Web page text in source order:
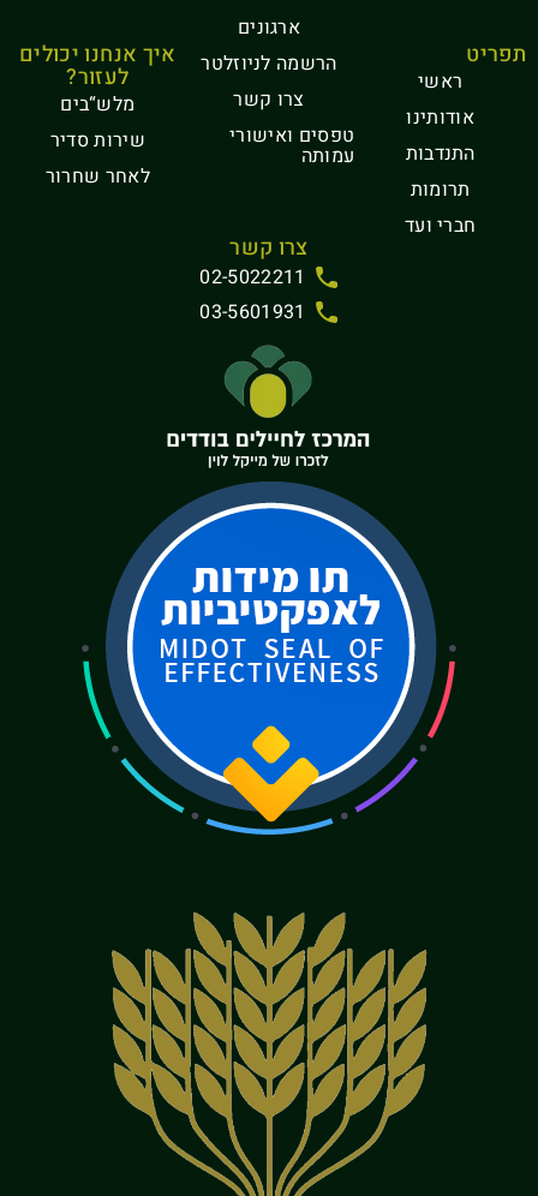
תפריט
ראשי
אודותינו
התנדבות
תרומות
חברי ועד
ארגונים
הרשמה לניוזלטר
צרו קשר
טפסים ואישורי
עמותה
איך אנחנו יכולים
לעזור?
מלש“בים
שירות סדיר
לאחר שחרור
צרו קשר
02-5022211
03-5601931